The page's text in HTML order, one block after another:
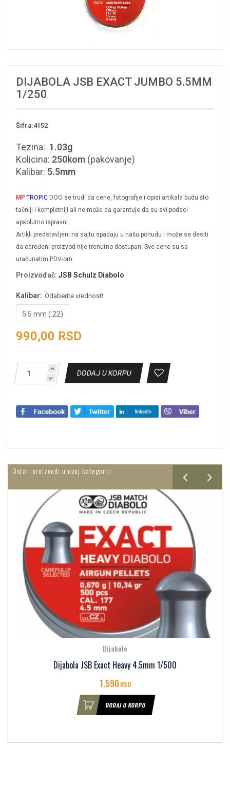
DIJABOLA JSB EXACT JUMBO 5.5MM
1/250
Šifra:4152
Tezina: 1.03g
Kolicina: 250kom (pakovanje)
Kalibar: 5.5mm
MP TROPIC DOO se trudi da cene, fotografije i opisi artikala budu što
tačniji i kompletniji ali ne može da garantuje da su svi podaci
apsolutno ispravni.
Artikli predstavljeni na sajtu spadaju u našu ponudu i može se desiti
da određeni proizvod nije trenutno dostupan. Sve cene su sa
uračunatim PDV-om.
Proizvođač: JSB Schulz Diabolo
Kalibar: Odaberite vrednost!
5.5 mm (.22)
990,00 RSD
DODAJ U KORPU
Ostali proizvodi u ovoj kategoriji
Dijabole
Dijabola JSB Exact Heavy 4.5mm 1/500
1.590RSD
DODAJ U KORPU